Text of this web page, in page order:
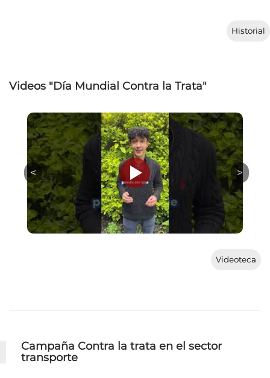
Historial
Videos "Día Mundial Contra la Trata"
Videoteca
Campaña Contra la trata en el sector
transporte